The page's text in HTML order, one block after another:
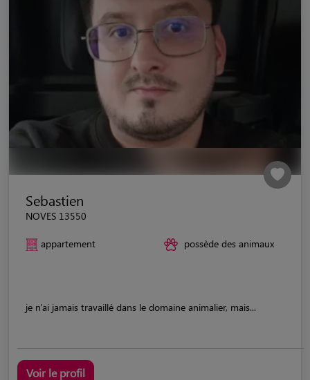
Sebastien
NOVES 13550
appartement possède des animaux
je n'ai jamais travaillé dans le domaine animalier, mais...
Voir le profil